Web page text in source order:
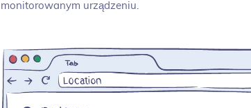
monitorowanym urządzeniu.